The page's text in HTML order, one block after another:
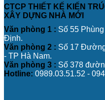
CTCP THIẾT KẾ KIẾN
XÂY DỰNG NHÀ MỚI
Văn phòng 1 : Số 55
Định.
Văn phòng 2 : Số 17
- TP Hà Nam.
Văn phòng 3 : Số 378
Hotline: 0989.03.51.52 -